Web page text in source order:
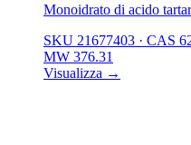
Monoidrato di acido
SKU 21677403 · CAS
MW 376.31
Visualizza →